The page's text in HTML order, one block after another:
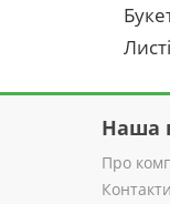
Наша
Про
Контакти